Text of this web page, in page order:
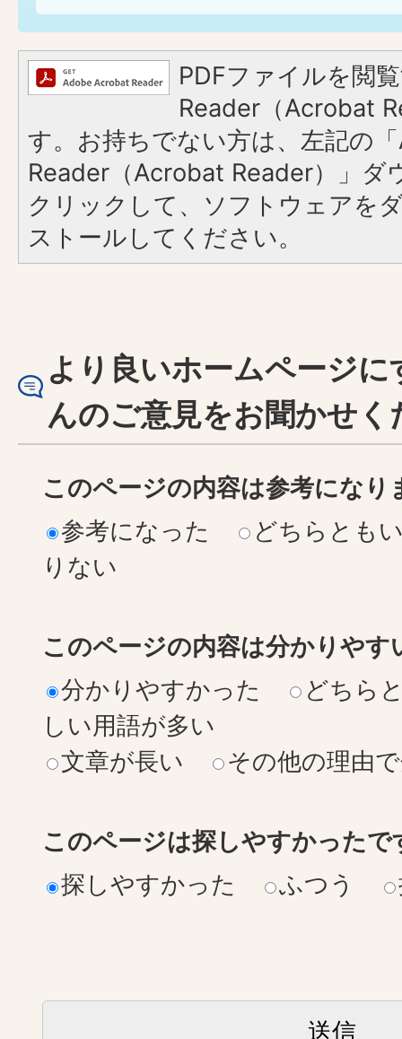
PDFファイルを閲
Reader（Acrobat
す。お持ちでない方は、左記の
Reader（Acrobat Reader）」ダ
クリックして、ソフトウェアを
ストールしてください。
より良いホームページ
んのご意見をお聞かせく
このページの内容は参考になり
参考になった
どちらとも
りない
このページの内容は分かりやす
分かりやすかった
どちら
しい用語が多い
文章が長い
その他の理由
このページは探しやすかったで
探しやすかった
ふつう